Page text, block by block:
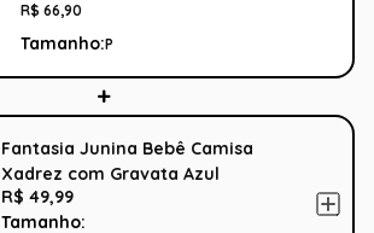
R$ 66,90
Tamanho:P
Fantasia Junina Bebê Camisa
Xadrez com Gravata Azul
R$ 49,99
Tamanho: